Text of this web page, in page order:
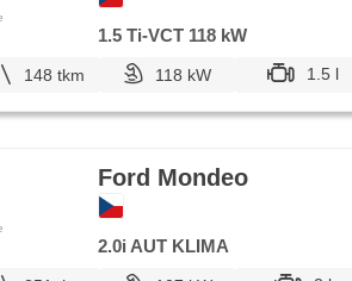
1.5 Ti-VCT 118 kW
148 tkm 118 kW 1.5 l
Ford Mondeo
2.0i AUT KLIMA